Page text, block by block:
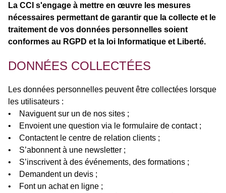
La CCI s'engage à mettre en œuvre les mesures
nécessaires permettant de garantir que la collecte et le
traitement de vos données personnelles soient
conformes au RGPD et la loi Informatique et Liberté.
DONNÉES COLLECTÉES
Les données personnelles peuvent être collectées lorsque
les utilisateurs :
• Naviguent sur un de nos sites ;
• Envoient une question via le formulaire de contact ;
• Contactent le centre de relation clients ;
• S’abonnent à une newsletter ;
• S’inscrivent à des événements, des formations ;
• Demandent un devis ;
• Font un achat en ligne ;